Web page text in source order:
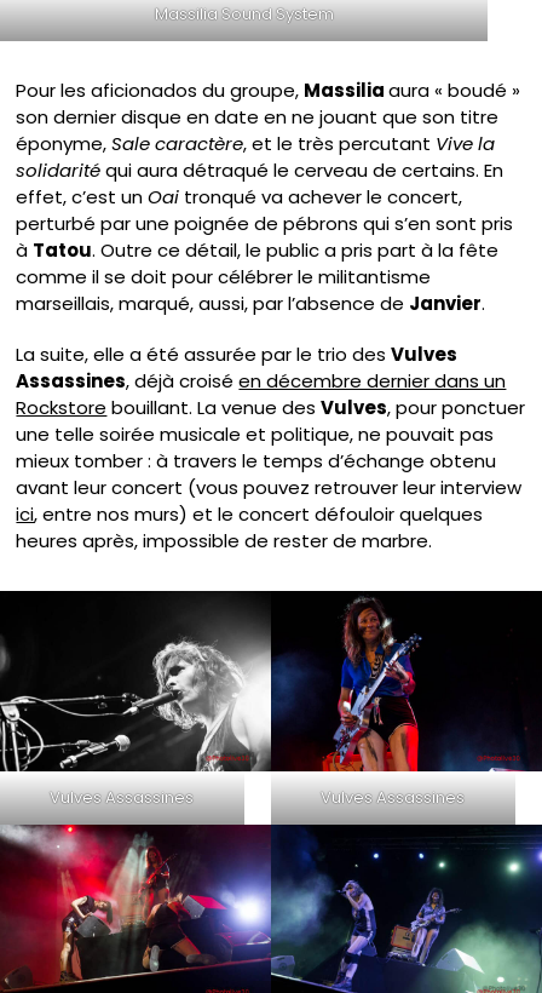
Massilia Sound System
Pour les aficionados du groupe, Massiliaaura « boudé »
son dernier disque en date en ne jouant que son titre
éponyme,Sale caractère, et le très percutant Vive la
solidaritéqui aura détraqué le cerveau de certains. En
effet, c’est unOai tronqué va achever le concert,
perturbé par une poignée de pébrons qui s’en sont pris
à Tatou. Outre ce détail, le public a pris part à la fête
comme il se doit pour célébrer le militantisme
marseillais, marqué, aussi, par l’absence de Janvier.
La suite, elle a été assurée par le trio desVulves
Assassines, déjà croiséen décembre dernier dans un
Rockstore bouillant. La venue desVulves, pour ponctuer
une telle soirée musicale et politique, ne pouvait pas
mieux tomber : à travers le temps d’échange obtenu
avant leur concert (vous pouvez retrouver leur interview
ici, entre nos murs) et le concert défouloir quelques
heures après, impossible de rester de marbre.
Vulves Assassines Vulves Assassines